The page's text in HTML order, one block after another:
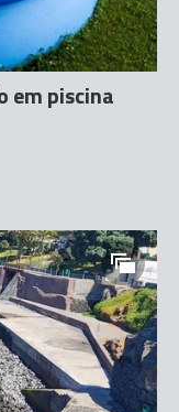
em piscina